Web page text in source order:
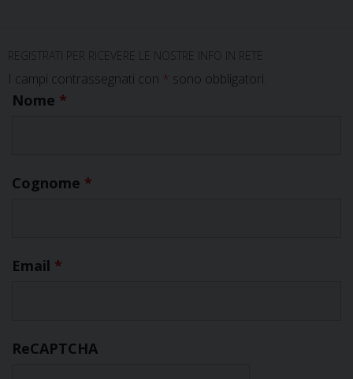
REGISTRATI PER RICEVERE LE NOSTRE INFO IN RETE
I campi contrassegnati con * sono obbligatori.
Nome *
Cognome *
Email *
ReCAPTCHA